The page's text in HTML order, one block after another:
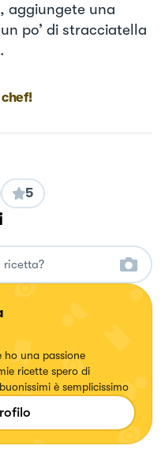
aggiungete una
po’ di stracciatella
5
ho una passione
ricette spero di
è semplicissimo